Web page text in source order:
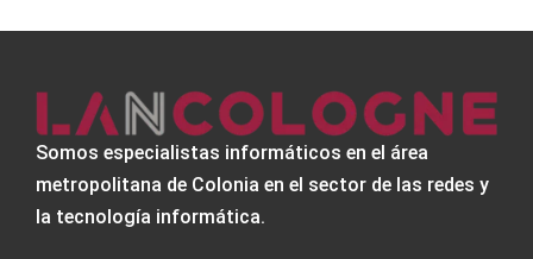
Somos especialistas informáticos en el área
metropolitana de Colonia en el sector de las redes y
la tecnología informática.